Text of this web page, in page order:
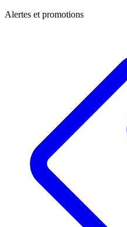
Alertes et promotions